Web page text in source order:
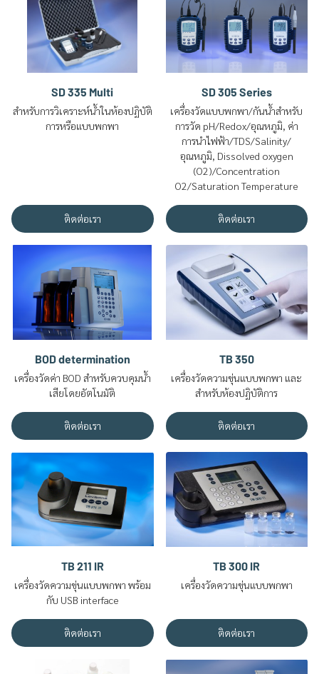
SD 335 Multi
สำหรับการวิเคราะห์น้ำในห้องปฏิบัติ
การหรือแบบพกพา
ติดต่อเรา
SD 305 Series
เครื่องวัดแบบพกพา/กันน้ำสำหรับ
การวัด pH/Redox/อุณหภูมิ, ค่า
การนำไฟฟ้า/TDS/Salinity/
อุณหภูมิ, Dissolved oxygen
(O2)/Concentration
O2/Saturation Temperature
ติดต่อเรา
BOD determination
เครื่องวัดค่า BOD สำหรับควบคุมน้ำ
เสียโดยอัตโนมัติ
ติดต่อเรา
TB 350
เครื่องวัดความขุ่นแบบพกพา และ
สำหรับห้องปฏิบัติการ
ติดต่อเรา
TB 211 IR
เครื่องวัดความขุ่นแบบพกพา พร้อม
กับ USB interface
ติดต่อเรา
TB 300 IR
เครื่องวัดความขุ่นแบบพกพา
ติดต่อเรา